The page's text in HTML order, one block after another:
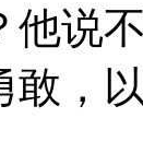
他说
敢，